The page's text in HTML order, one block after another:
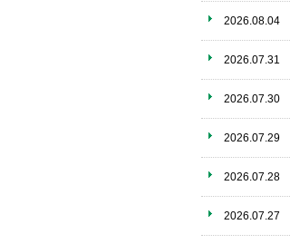
2026.08.04
2026.07.31
2026.07.30
2026.07.29
2026.07.28
2026.07.27